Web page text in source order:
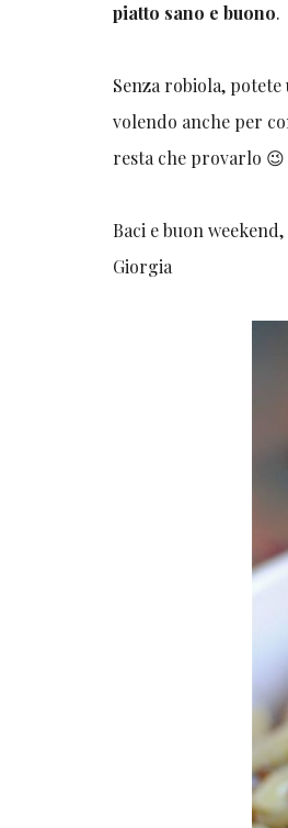
piatto sano e buono.
Senza robiola,
volendo anche per
resta che provarlo 😉
Baci e buon weekend,
Giorgia